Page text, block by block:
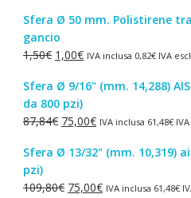
originale
era:
4,30€.
attuale
2,50€.
Sfera Ø 50 mm. Polistirene
gancio
1,50€ Il
originale
era:
1,50€.
1,00€Il
attuale
è:
1,00€.
IVA inclusa 0,82€IVA
Sfera Ø 9/16" (mm. 14,288)
da 800 pzi)
87,84€ Il
originale
87,84€.
75,00€Il
attuale
75,00€.
IVA inclusa 61,48€IVA
Sfera Ø 13/32" (mm. 10,319)
pzi)
109,80€ Il
75,00€IlIVA inclusa 61,48€